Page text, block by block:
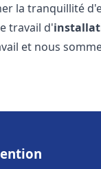
la tranquillité
travail d'
et nous